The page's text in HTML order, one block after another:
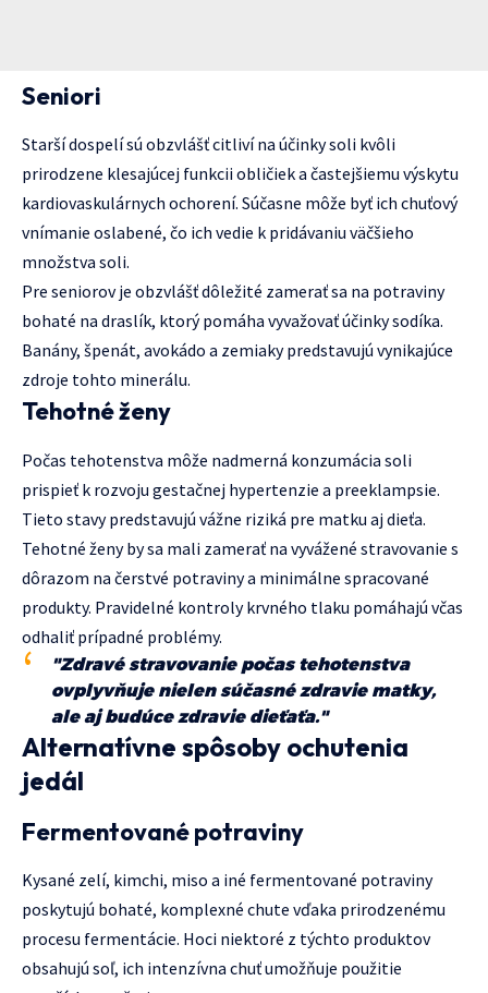
Seniori
Starší dospelí sú obzvlášť citliví na účinky soli kvôli
prirodzene klesajúcej funkcii obličiek a častejšiemu výskytu
kardiovaskulárnych ochorení. Súčasne môže byť ich chuťový
vnímanie oslabené, čo ich vedie k pridávaniu väčšieho
množstva soli.
Pre seniorov je obzvlášť dôležité zamerať sa na potraviny
bohaté na draslík, ktorý pomáha vyvažovať účinky sodíka.
Banány, špenát, avokádo a zemiaky predstavujú vynikajúce
zdroje tohto minerálu.
Tehotné ženy
Počas tehotenstva môže nadmerná konzumácia soli
prispieť k rozvoju gestačnej hypertenzie a preeklampsie.
Tieto stavy predstavujú vážne riziká pre matku aj dieťa.
Tehotné ženy by sa mali zamerať na vyvážené stravovanie s
dôrazom na čerstvé potraviny a minimálne spracované
produkty. Pravidelné kontroly krvného tlaku pomáhajú včas
odhaliť prípadné problémy.
"Zdravé stravovanie počas tehotenstva
ovplyvňuje nielen súčasné zdravie matky,
ale aj budúce zdravie dieťaťa."
Alternatívne spôsoby ochutenia
jedál
Fermentované potraviny
Kysané zelí, kimchi, miso a iné fermentované potraviny
poskytujú bohaté, komplexné chute vďaka prirodzenému
procesu fermentácie. Hoci niektoré z týchto produktov
obsahujú soľ, ich intenzívna chuť umožňuje použitie